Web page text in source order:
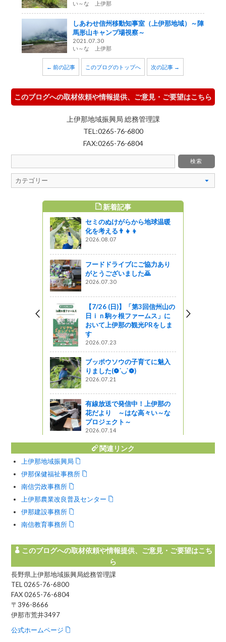
い～な 上伊那
しあわせ信州移動知事室（上伊那地域）～陣
馬形山キャンプ場視察～
2021.07.30
い～な 上伊那
← 前の記事 このブログのトップへ 次の記事 →
このブログへの取材依頼や情報提供、ご意見・ご要望はこちら
上伊那地域振興局 総務管理課
TEL:0265-76-6800
FAX:0265-76-6804
新着記事
セミのぬけがらから地球温暖
化を考える👨‍👧‍👦
2026.08.07
フードドライブにご協力あり
がとうございました🙇
2026.07.30
【7/26 (日)】「第3回信州山の
日ｉｎ駒ヶ根ファームス」に
おいて上伊那の観光PRをしま
す
2026.07.23
ブッポウソウの子育てに魅入
りました(❁´◡`❁)
2026.07.21
有線放送で発信中！上伊那の
花だより ～はな高々い～な
プロジェクト～
2026.07.14
関連リンク
上伊那地域振興局
伊那保健福祉事務所
南信労政事務所
上伊那農業改良普及センター
伊那建設事務所
南信教育事務所
このブログへの取材依頼や情報提供、ご意見・ご要望はこち
ら
長野県上伊那地域振興局総務管理課
TEL 0265-76-6800
FAX 0265-76-6804
〒396-8666
伊那市荒井3497
公式ホームページ